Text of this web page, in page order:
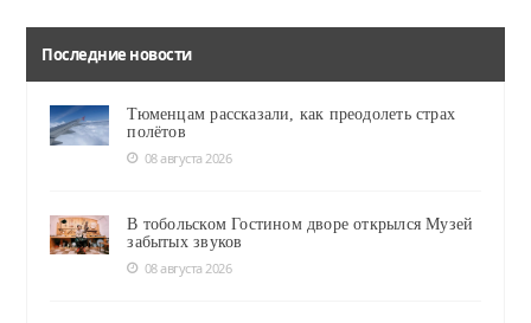
Последние новости
Тюменцам рассказали, как преодолеть страх
полётов
08 августа 2026
В тобольском Гостином дворе открылся Музей
забытых звуков
08 августа 2026